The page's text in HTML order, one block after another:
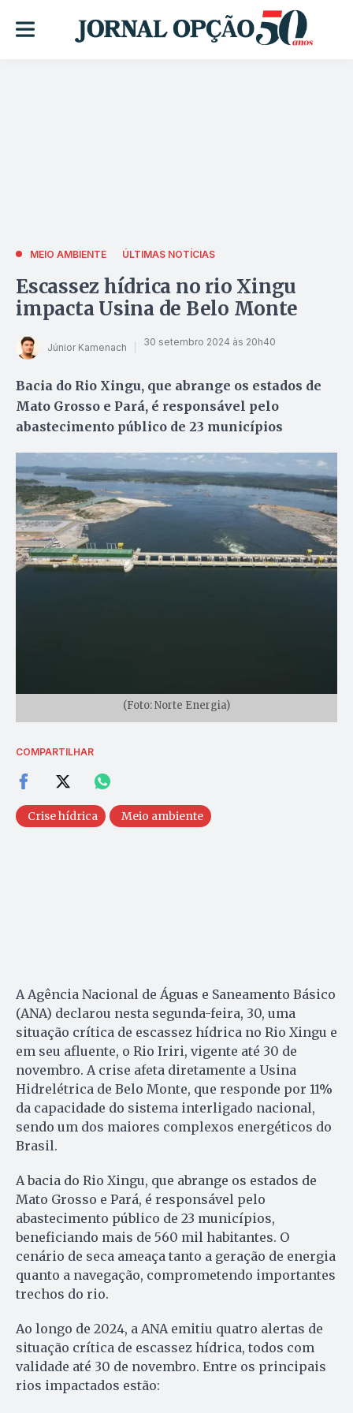
MEIO AMBIENTE ÚLTIMAS NOTÍCIAS
Escassez hídrica no rio Xingu
impacta Usina de Belo Monte
Júnior Kamenach 30 setembro 2024 às 20h40
Bacia do Rio Xingu, que abrange os estados de
Mato Grosso e Pará, é responsável pelo
abastecimento público de 23 municípios
(Foto: Norte Energia)
COMPARTILHAR
Crise hídrica Meio ambiente
A Agência Nacional de Águas e Saneamento Básico
(ANA) declarou nesta segunda-feira, 30, uma
situação crítica de escassez hídrica no Rio Xingu e
em seu afluente, o Rio Iriri, vigente até 30 de
novembro. A crise afeta diretamente a Usina
Hidrelétrica de Belo Monte, que responde por 11%
da capacidade do sistema interligado nacional,
sendo um dos maiores complexos energéticos do
Brasil.
A bacia do Rio Xingu, que abrange os estados de
Mato Grosso e Pará, é responsável pelo
abastecimento público de 23 municípios,
beneficiando mais de 560 mil habitantes. O
cenário de seca ameaça tanto a geração de energia
quanto a navegação, comprometendo importantes
trechos do rio.
Ao longo de 2024, a ANA emitiu quatro alertas de
situação crítica de escassez hídrica, todos com
validade até 30 de novembro. Entre os principais
rios impactados estão: